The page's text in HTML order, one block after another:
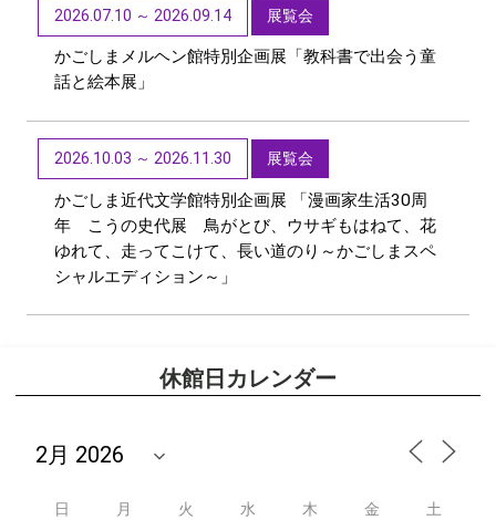
2026.07.10 ～ 2026.09.14 展覧会
かごしまメルヘン館特別企画展「教科書で出会う童
話と絵本展」
2026.10.03 ～ 2026.11.30 展覧会
かごしま近代文学館特別企画展 「漫画家生活30周
年 こうの史代展 鳥がとび、ウサギもはねて、花
ゆれて、走ってこけて、長い道のり～かごしまスペ
シャルエディション～」
休館日カレンダー
日 月 火 水 木 金 土